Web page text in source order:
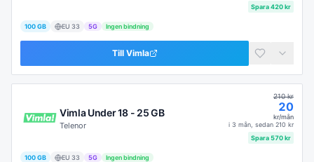
Spara420kr
100 GB EU 33 5G Ingen bindning
Till Vimla
Vimla Under 18 - 25 GB
Telenor
210kr
20
kr/mån
i 3 mån , sedan 210 kr
Spara570kr
100 GB EU 33 5G Ingen bindning